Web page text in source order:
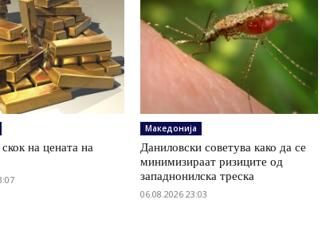
на цената на
Македонија
Даниловски советува како да се
минимизираат ризиците од
западнонилска треска
06.08.2026 23:03